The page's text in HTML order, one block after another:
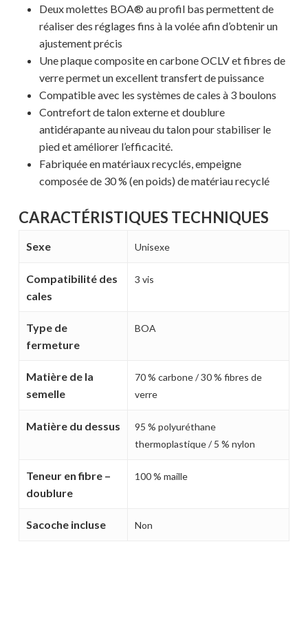
Votre panier est vide.
MAGASINER EN LIGNE
Deux molettes BOA® au profil bas permettent de
réaliser des réglages fins à la volée afin d’obtenir un
ajustement précis
Une plaque composite en carbone OCLV et fibres de
verre permet un excellent transfert de puissance
Compatible avec les systèmes de cales à 3 boulons
Contrefort de talon externe et doublure
antidérapante au niveau du talon pour stabiliser le
pied et améliorer l’efficacité.
Fabriquée en matériaux recyclés, empeigne
composée de 30 % (en poids) de matériau recyclé
CARACTÉRISTIQUES TECHNIQUES
Sexe Unisexe
Compatibilité des
cales
3 vis
Type de
fermeture
BOA
Matière de la
semelle
70 % carbone / 30 % fibres de
verre
Matière du dessus
95 % polyuréthane
thermoplastique / 5 % nylon
Teneur en fibre –
doublure
100 % maille
Sacoche incluse Non